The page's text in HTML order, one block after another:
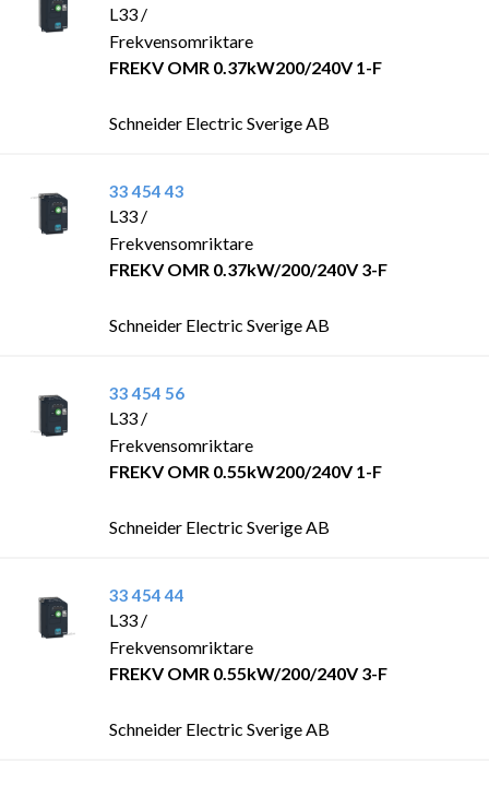
L33 /
Frekvensomriktare
FREKV OMR 0.37kW200/240V 1-F
Schneider Electric Sverige AB
33 454 43
L33 /
Frekvensomriktare
FREKV OMR 0.37kW/200/240V 3-F
Schneider Electric Sverige AB
33 454 56
L33 /
Frekvensomriktare
FREKV OMR 0.55kW200/240V 1-F
Schneider Electric Sverige AB
33 454 44
L33 /
Frekvensomriktare
FREKV OMR 0.55kW/200/240V 3-F
Schneider Electric Sverige AB